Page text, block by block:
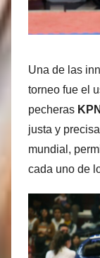
Una de las
torneo fue el
pecheras
justa y
mundial,
cada uno de